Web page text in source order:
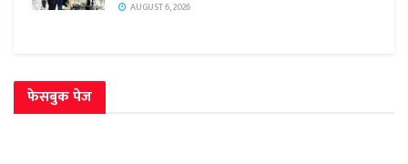
AUGUST 6, 2026
फेसबुक पेज